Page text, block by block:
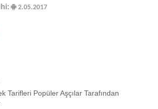
2.05.2017
Tarifleri Popüler Aşçılar Tarafından